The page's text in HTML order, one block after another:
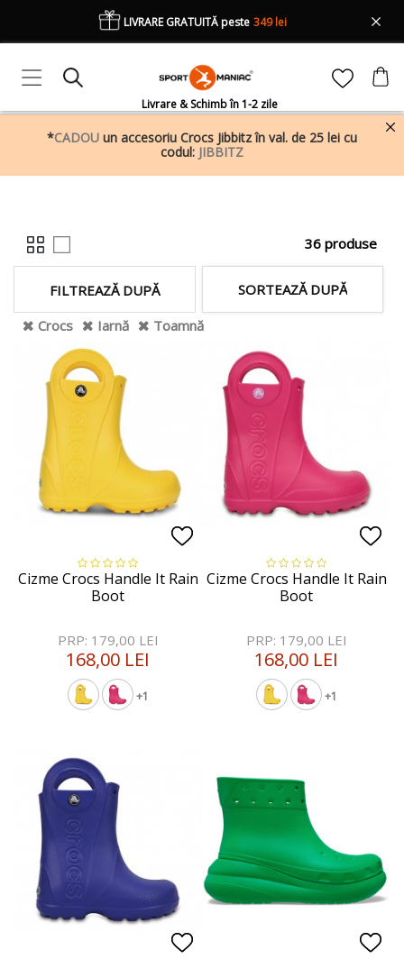
Livrare & Schimb în 1-2 zile
LIVRARE GRATUITĂ peste 349 lei
*CADOU un accesoriu Crocs Jibbitz în val. de 25 lei cu
codul: JIBBITZ
36 produse
SORTEAZĂ DUPĂ
Cizme Crocs Handle It Rain
Boot
+1
PRP: 179,00 LEI
168,00 LEI
Cizme Crocs Handle It Rain
Boot
+1
PRP: 179,00 LEI
168,00 LEI
FILTREAZĂ DUPĂ
Crocs
Iarnă Toamnă